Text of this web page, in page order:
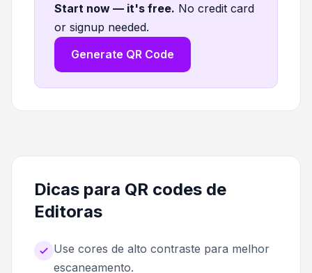
Start now — it's free. No credit card
or signup needed.
Generate QR Code
Dicas para QR codes de
Editoras
Use cores de alto contraste para melhor
escaneamento.